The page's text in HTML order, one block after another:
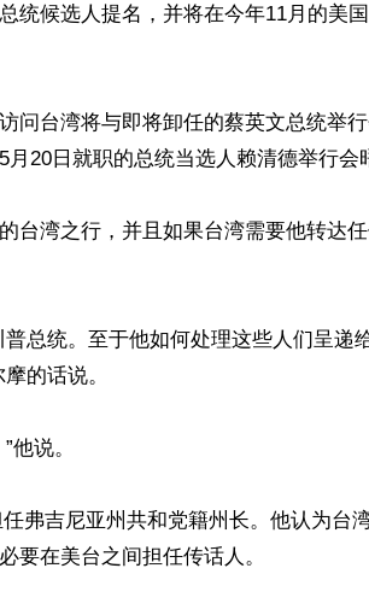
统候选人提名，并将在今年11月的美
问台湾将与即将卸任的蔡英文总统举
20日就职的总统当选人赖清德举行会
台湾之行，并且如果台湾需要他转达
总统。至于他如何处理这些人们呈递
的话说。
他说。
弗吉尼亚州共和党籍州长。他认为台
要在美台之间担任传话人。